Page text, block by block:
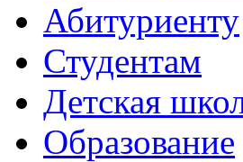
Абитуриенту
Студентам
Детская
Образование